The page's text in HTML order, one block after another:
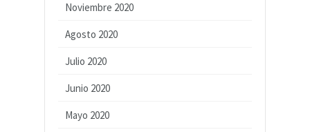
Noviembre 2020
Agosto 2020
Julio 2020
Junio 2020
Mayo 2020